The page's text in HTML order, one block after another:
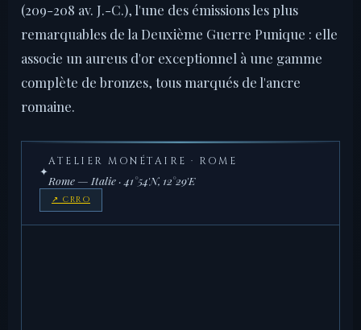
(209-208 av. J.-C.), l'une des émissions les plus
remarquables de la Deuxième Guerre Punique : elle
associe un aureus d'or exceptionnel à une gamme
complète de bronzes, tous marqués de l'ancre
romaine.
✦
ATELIER MONÉTAIRE · ROME
Rome — Italie · 41°54'N, 12°29'E
↗ CRRO